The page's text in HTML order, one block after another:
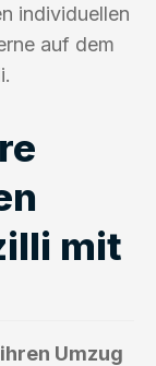
individuellen
auf dem
mit
Umzug